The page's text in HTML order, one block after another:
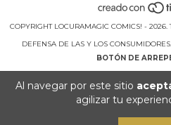
Al navegar por este sitio
agilizar tu
COPYRIGHT LOCURAMAGIC COMICS! - 2026.
DEFENSA DE LAS Y LOS
BOTÓN DE